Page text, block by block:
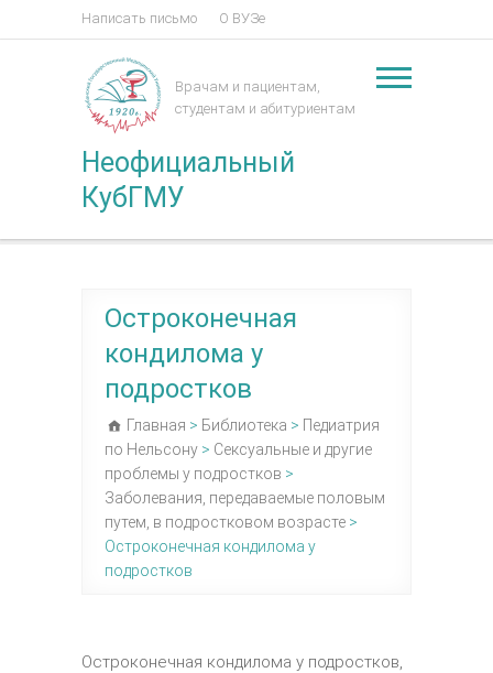
Написать письмо О ВУЗе
Неофициальный
КубГМУ
Врачам и пациентам,
студентам и абитуриентам
Остроконечная
кондилома у
подростков
Главная > Библиотека > Педиатрия
по Нельсону > Сексуальные и другие
проблемы у подростков >
Заболевания, передаваемые половым
путем, в подростковом возрасте >
Остроконечная кондилома у
подростков
Остроконечная кондилома у подростков,